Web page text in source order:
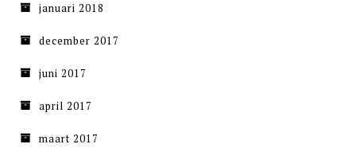
januari 2018
december 2017
juni 2017
april 2017
maart 2017